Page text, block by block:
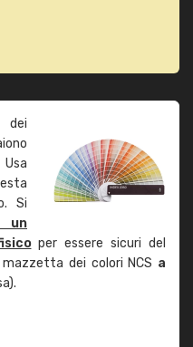
dei
Si
un
per essere sicuri del
dei colori NCS a